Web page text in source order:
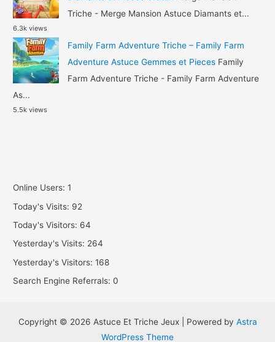
Triche - Merge Mansion Astuce Diamants et...
6.3k views
Family Farm Adventure Triche – Family Farm
Adventure Astuce Gemmes et Pieces Family
Farm Adventure Triche - Family Farm Adventure
As...
5.5k views
Online Users:1
Today's Visits: 92
Today's Visitors: 64
Yesterday's Visits: 264
Yesterday's Visitors:168
Search Engine Referrals:0
Copyright © 2026 Astuce Et Triche Jeux | Powered by Astra
WordPress Theme